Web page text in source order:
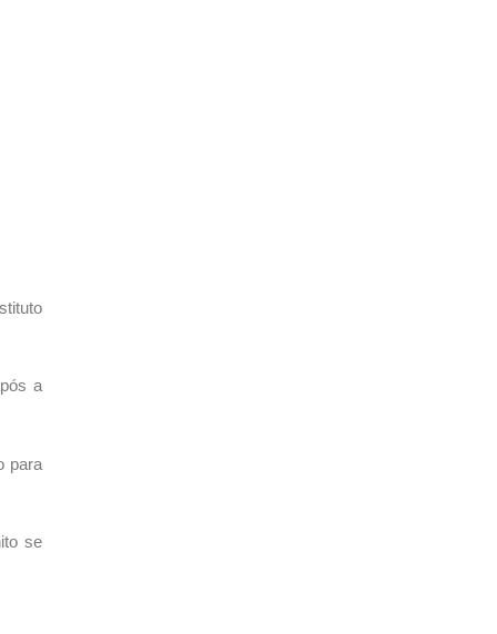
a
para
se